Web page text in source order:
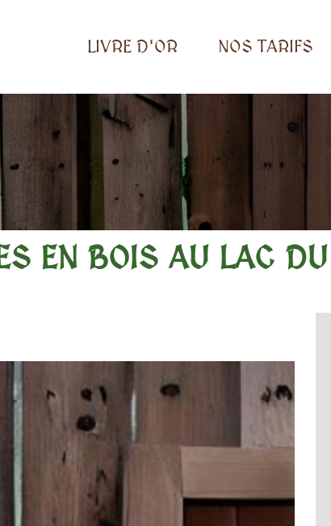
LIVRE D'OR NOS TARIFS
EN BOIS
EN BOIS AU LAC